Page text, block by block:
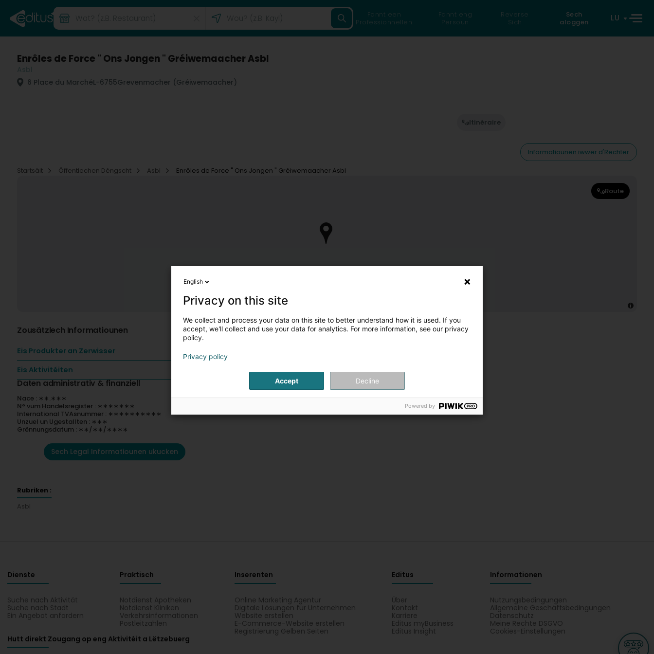
Fannt een
Professionnellen
Fannt eng
Persoun
Reverse
Sich
Sech
aloggen
LU
Enrôles de Force " Ons Jongen " Gréiwemaacher Asbl
6 Place du MarchéL-6755Grevenmacher (Gréiwemaacher)
Itinéraire
Informatiounen iwwer d'Rechter
Startsäit
Öffentlechen Déngscht Asbl Enrôles de Force " Ons Jongen " Gréiwemaacher Asbl
Route
Zousätzlech Informatiounen
Eis Produkter an Zerwisser
Eis Aktivitéiten
Daten administrativ & finanziell
Nace : ∗∗.∗∗∗
N° vum Handelsregister : ∗∗∗∗∗∗∗
International TVAsnummer : ∗∗∗∗∗∗∗∗∗∗
Unzuel un Ugestallten : ∗∗∗
Grënnungsdatum : ∗∗/∗∗/∗∗∗∗
Sech Legal Informatiounen ukucken
Rubriken :
Asbl
Dienste
Suche nach Aktivität
Suche nach Stadt
Ein Angebot anfordern
Praktisch
Notdienst Apotheken
Notdienst Kliniken
Verkehrsinformationen
Postleitzahlen
Inserenten
Online Marketing Agentur
Digitale Lösungen für Unternehmen
Website erstellen
E-Commerce-Website erstellen
Registrierung Gelben Seiten
Editus
Über
Kontakt
Karriere
Editus myBusiness
Editus Insight
Informationen
Nutzungsbedingungen
Allgemeine Geschäftsbedingungen
Datenschutz
Meine Rechte DSGVO
Cookies-Einstellungen
Hutt direkt Zougang op eng Aktivitéit a Lëtzebuerg
English
Privacy on this site
We collect and process your data on this site to better understand how it is used. If you
accept, we'll collect and use your data for analytics. For more information, see our privacy
policy.
Privacy policy
Accept Decline
Powered by